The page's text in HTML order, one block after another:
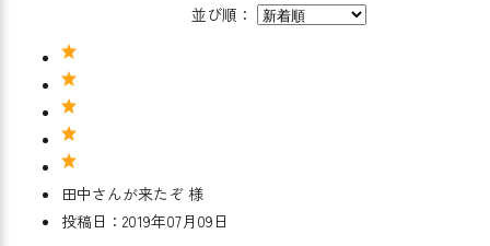
並び順：
田中さんが来たぞ 様
投稿日：2019年07月09日